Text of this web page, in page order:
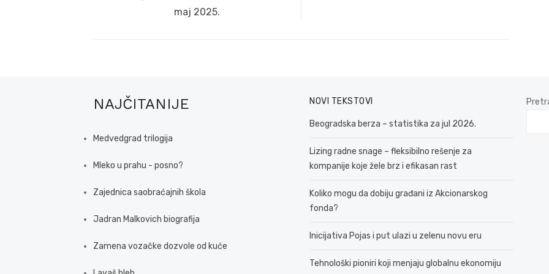
maj 2025.
NAJČITANIJE
Medvedgrad trilogija
Mleko u prahu - posno?
Zajednica saobraćajnih škola
Jadran Malkovich biografija
Zamena vozačke dozvole od kuće
NOVI TEKSTOVI
Beogradska berza – statistika za jul 2026.
Lizing radne snage – fleksibilno rešenje za
kompanije koje žele brz i efikasan rast
Koliko mogu da dobiju građani iz Akcionarskog
fonda?
Inicijativa Pojas i put ulazi u zelenu novu eru
Tehnološki pioniri koji menjaju globalnu ekonomiju